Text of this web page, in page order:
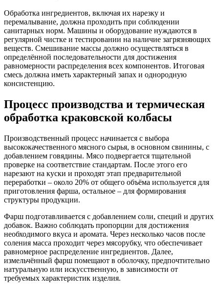
Обработка ингредиентов, включая их нарезку и
перемалывание, должна проходить при соблюдении
санитарных норм. Машины и оборудование нуждаются в
регулярной чистке и тестировании на наличие загрязняющих
веществ. Смешивание массы должно осуществляться в
определённой последовательности для достижения
равномерности распределения всех компонентов. Итоговая
смесь должна иметь характерный запах и однородную
консистенцию.
Процесс производства и термическая
обработка краковской колбасы
Производственный процесс начинается с выбора
высококачественного мясного сырья, в основном свинины, с
добавлением говядины. Мясо подвергается тщательной
проверке на соответствие стандартам. После этого его
нарезают на куски и проходят этап предварительной
переработки – около 20% от общего объёма используется для
приготовления фарша, остальное – для формирования
структуры продукции.
Фарш подготавливается с добавлением соли, специй и других
добавок. Важно соблюдать пропорции для достижения
необходимого вкуса и аромата. Через несколько часов после
соления масса проходит через мясорубку, что обеспечивает
равномерное распределение ингредиентов. Далее,
измельчённый фарш помещают в оболочку, предпочтительно
натуральную или искусственную, в зависимости от
требуемых характеристик изделия.